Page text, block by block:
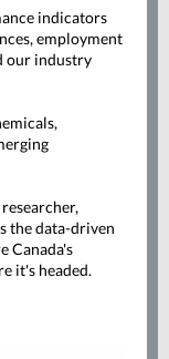
indicators
employment
our industry
the data-driven
Canada's
it's headed.